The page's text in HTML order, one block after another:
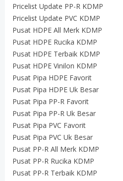
Pricelist Update PP-R KDMP
Pricelist Update PVC KDMP
Pusat HDPE All Merk KDMP
Pusat HDPE Rucika KDMP
Pusat HDPE Terbaik KDMP
Pusat HDPE Vinilon KDMP
Pusat Pipa HDPE Favorit
Pusat Pipa HDPE Uk Besar
Pusat Pipa PP-R Favorit
Pusat Pipa PP-R Uk Besar
Pusat Pipa PVC Favorit
Pusat Pipa PVC Uk Besar
Pusat PP-R All Merk KDMP
Pusat PP-R Rucika KDMP
Pusat PP-R Terbaik KDMP